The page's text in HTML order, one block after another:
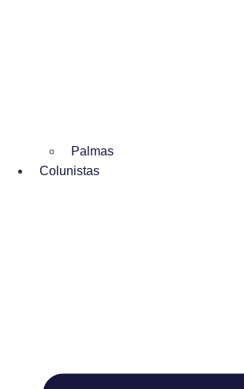
Palmas
Colunistas